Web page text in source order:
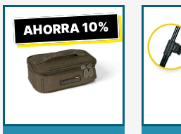
AHORRA 10%
El
precio
original
era:
€19,99.
El
precio
actual